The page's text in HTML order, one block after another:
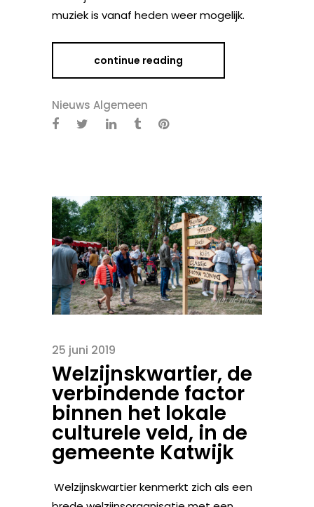
muziek is vanaf heden weer mogelijk.
continue reading
Nieuws Algemeen
25 juni 2019
Welzijnskwartier, de
verbindende factor
binnen het lokale
culturele veld, in de
gemeente Katwijk
Welzijnskwartier kenmerkt zich als een